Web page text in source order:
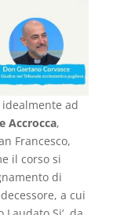
ad
Accrocca,
Francesco,
il corso si
di
a cui